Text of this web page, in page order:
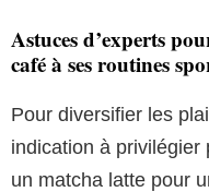
Astuces d’experts
café à ses routines
Pour diversifier les
indication à privilégier
un matcha latte pour